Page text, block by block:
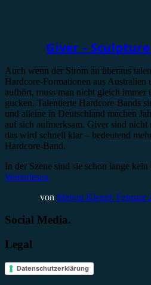
Giver –
Auch wenn der Strom an überaus
Hardcore-Formationen aus Australien
aufhört, muss man nicht gleich immer
gucken. Talentierte Hardcore-Bands
und alleine in Deutschland machen
auf sich aufmerksam. Giver sind
das wird schnell klar – bedeutend
Hardcore-Band.
In der Szene sind sie schon lange
Weiterlesen
von Melvin Klein9. Februar
Social Media.
Legal
Datenschutzerklärung